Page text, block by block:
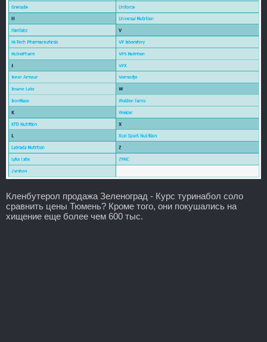
Кленбутерол продажа Зеленоград - Курс туринабол соло
сравнить цены Тюмень? Кроме того, они покушались на
хищение еще более чем 600 тыс.